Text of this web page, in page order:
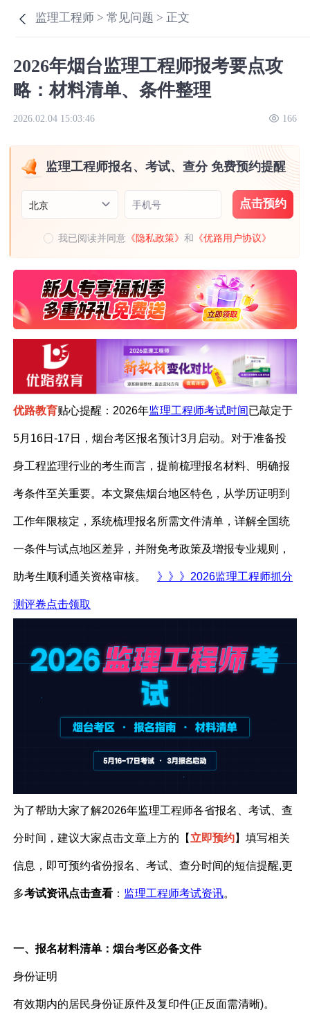
监理工程师 >常见问题 > 正文
2026年烟台监理工程师报考要点攻
略：材料清单、条件整理
2026.02.04 15:03:46 166
监理工程师报名、考试、查分 免费预约提醒
北京 手机号 点击预约
我已阅读并同意 《隐私政策》和 《优路用户协议》
优路教育贴心提醒：2026年监理工程师考试时间已敲定于
5月16日-17日，烟台考区报名预计3月启动。对于准备投
身工程监理行业的考生而言，提前梳理报名材料、明确报
考条件至关重要。本文聚焦烟台地区特色，从学历证明到
工作年限核定，系统梳理报名所需文件清单，详解全国统
一条件与试点地区差异，并附免考政策及增报专业规则，
助考生顺利通关资格审核。 》》》2026监理工程师抓分
测评卷点击领取
为了帮助大家了解2026年监理工程师各省报名、考试、查
分时间，建议大家点击文章上方的【 立即预约】填写相关
信息，即可预约省份报名、考试、查分时间的短信提醒,更
多考试资讯点击查看 ： 监理工程师考试资讯。
一、报名材料清单：烟台考区必备文件
身份证明
有效期内的居民身份证原件及复印件(正反面需清晰)。